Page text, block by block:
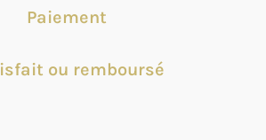
Paiement
ou remboursé